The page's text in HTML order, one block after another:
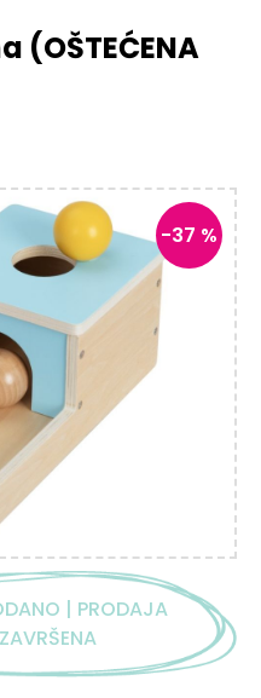
(OŠTEĆENA
-37 %
| PRODAJA
ZAVRŠENA